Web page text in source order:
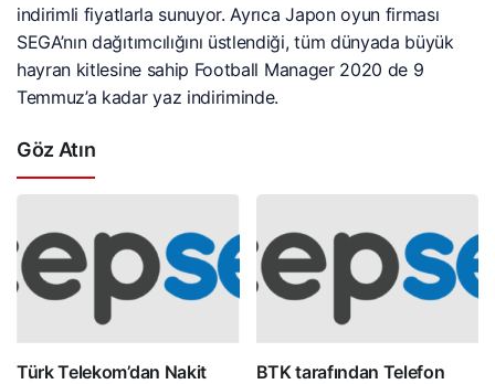
indirimli fiyatlarla sunuyor. Ayrıca Japon oyun firması
SEGA’nın dağıtımcılığını üstlendiği, tüm dünyada büyük
hayran kitlesine sahip Football Manager 2020 de 9
Temmuz’a kadar yaz indiriminde.
Göz Atın
Türk Telekom’dan Nakit
BTK tarafından Telefon